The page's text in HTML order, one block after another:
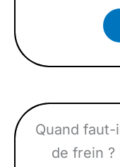
Quand
de frein ?